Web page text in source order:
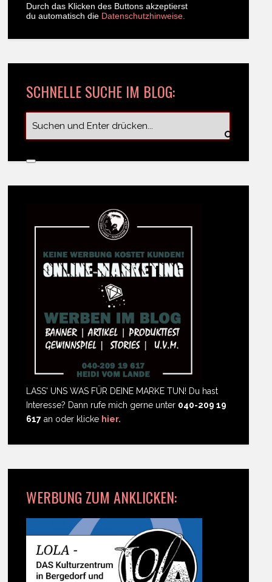
Durch das Klicken des Buttons akzeptierst
du automatisch die Datenschutzhinweise.
SCHNELLE SUCHE IM BLOG:
LASS' UNS WAS FÜR DEINE MARKE TUN! Du hast
Interesse? Dann rufe mich gerne unter 040-209 19
617 an oder klicke hier.
WERBUNG ZUM ANKLICKEN: